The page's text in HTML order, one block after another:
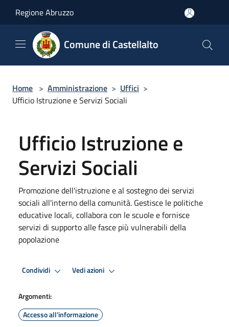
Regione Abruzzo
Comune di Castellalto
Home > Amministrazione > Uffici >
Ufficio Istruzione e Servizi Sociali
Ufficio Istruzione e
Servizi Sociali
Promozione dell'istruzione e al sostegno dei servizi
sociali all'interno della comunità. Gestisce le politiche
educative locali, collabora con le scuole e fornisce
servizi di supporto alle fasce più vulnerabili della
popolazione
Condividi Vedi azioni
Argomenti:
Accesso all'informazione